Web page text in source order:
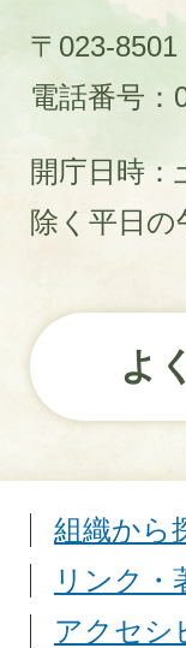
〒023-
電話番号：
開庁日時
除く平日
よ
組織から
リンク・
アクセシ